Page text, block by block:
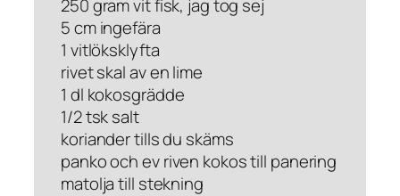
250 gram vit fisk, jag tog sej
5 cm ingefära
1 vitlöksklyfta
rivet skal av en lime
1 dl kokosgrädde
1/2 tsk salt
koriander tills du skäms
panko och ev riven kokos till panering
matolja till stekning